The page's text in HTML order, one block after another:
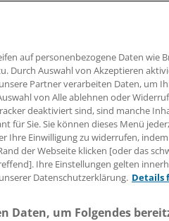
Therapien. Die
Patienten geht es
des Arztes lösen.
auf personenbezogene Daten wie
Durch Auswahl von Akzeptieren
Partner verarbeiten Daten, um
von Alle ablehnen oder
deaktiviert sind, sind manche
für Sie. Sie können dieses Menü
Ihre Einwilligung zu widerrufen, indem
der Webseite klicken [oder das
Ihre Einstellungen gelten
Datenschutzerklärung. Details
Daten, um Folgendes